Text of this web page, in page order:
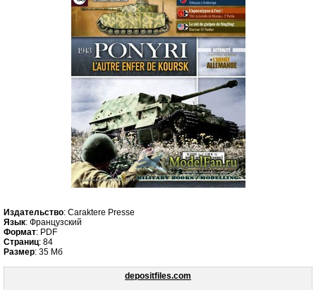
Издательство: Caraktere Presse
Язык: Французский
Формат: PDF
Страниц: 84
Размер: 35 Мб
depositfiles.com